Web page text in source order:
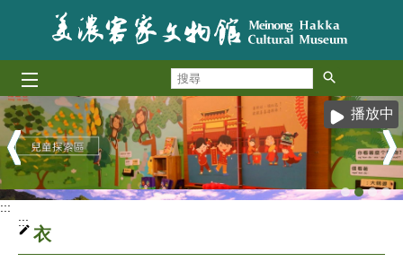
跳到主要內容區塊
播放中
:::
:::
衣